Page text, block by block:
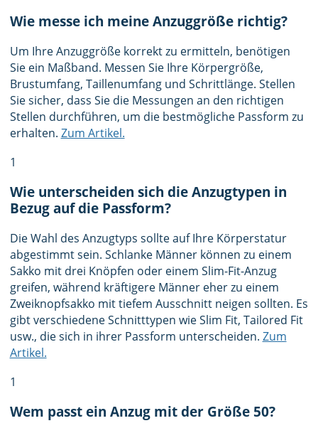
Wie messe ich meine Anzuggröße richtig?
Um Ihre Anzuggröße korrekt zu ermitteln, benötigen
Sie ein Maßband. Messen Sie Ihre Körpergröße,
Brustumfang, Taillenumfang und Schrittlänge. Stellen
Sie sicher, dass Sie die Messungen an den richtigen
Stellen durchführen, um die bestmögliche Passform zu
erhalten. Zum Artikel.
1
Wie unterscheiden sich die Anzugtypen in
Bezug auf die Passform?
Die Wahl des Anzugtyps sollte auf Ihre Körperstatur
abgestimmt sein. Schlanke Männer können zu einem
Sakko mit drei Knöpfen oder einem Slim-Fit-Anzug
greifen, während kräftigere Männer eher zu einem
Zweiknopfsakko mit tiefem Ausschnitt neigen sollten. Es
gibt verschiedene Schnitttypen wie Slim Fit, Tailored Fit
usw., die sich in ihrer Passform unterscheiden. Zum
Artikel.
1
Wem passt ein Anzug mit der Größe 50?